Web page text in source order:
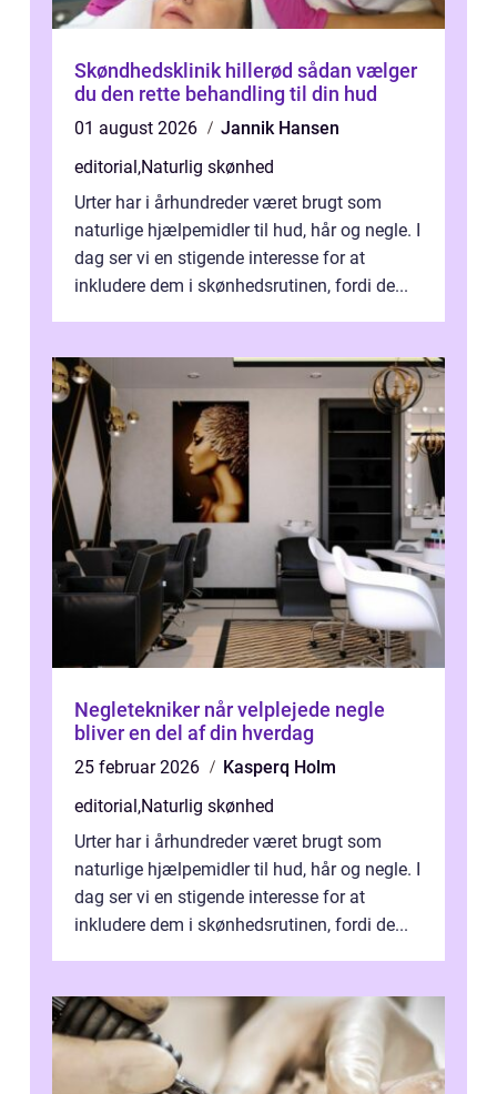
Skøndhedsklinik hillerød sådan vælger
du den rette behandling til din hud
01 august 2026
Jannik Hansen
editorial,Naturlig skønhed
Urter har i århundreder været brugt som
naturlige hjælpemidler til hud, hår og negle. I
dag ser vi en stigende interesse for at
inkludere dem i skønhedsrutinen, fordi de...
Negletekniker når velplejede negle
bliver en del af din hverdag
25 februar 2026
Kasperq Holm
editorial,Naturlig skønhed
Urter har i århundreder været brugt som
naturlige hjælpemidler til hud, hår og negle. I
dag ser vi en stigende interesse for at
inkludere dem i skønhedsrutinen, fordi de...